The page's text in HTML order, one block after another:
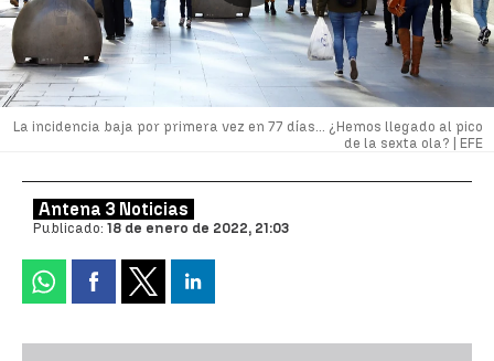
La incidencia baja por primera vez en 77 días... ¿Hemos llegado al pico
de la sexta ola? | EFE
Antena 3 Noticias
Publicado: 18 de enero de 2022, 21:03